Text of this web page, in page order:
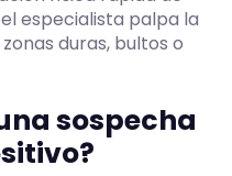
especialista palpa la
duras, bultos o
sospecha